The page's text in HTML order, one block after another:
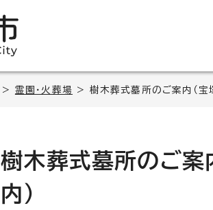
> 霊園・火葬場 > 樹木葬式墓所のご案内（宝
樹木葬式墓所のご案
内）